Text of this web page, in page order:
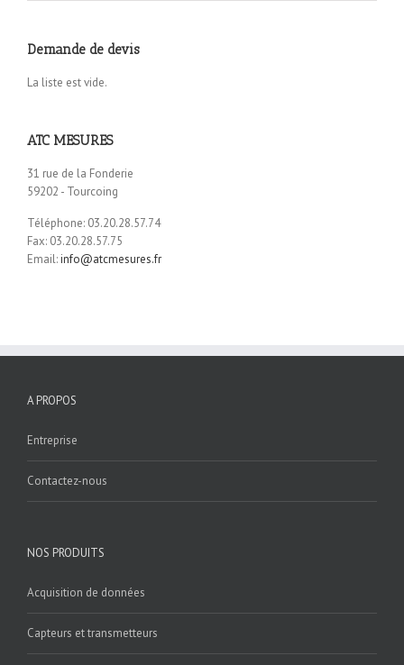
Demande de devis
La liste est vide.
ATC MESURES
31 rue de la Fonderie
59202 - Tourcoing
Téléphone: 03.20.28.57.74
Fax: 03.20.28.57.75
Email:info@atcmesures.fr
A PROPOS
Entreprise
Contactez-nous
NOS PRODUITS
Acquisition de données
Capteurs et transmetteurs